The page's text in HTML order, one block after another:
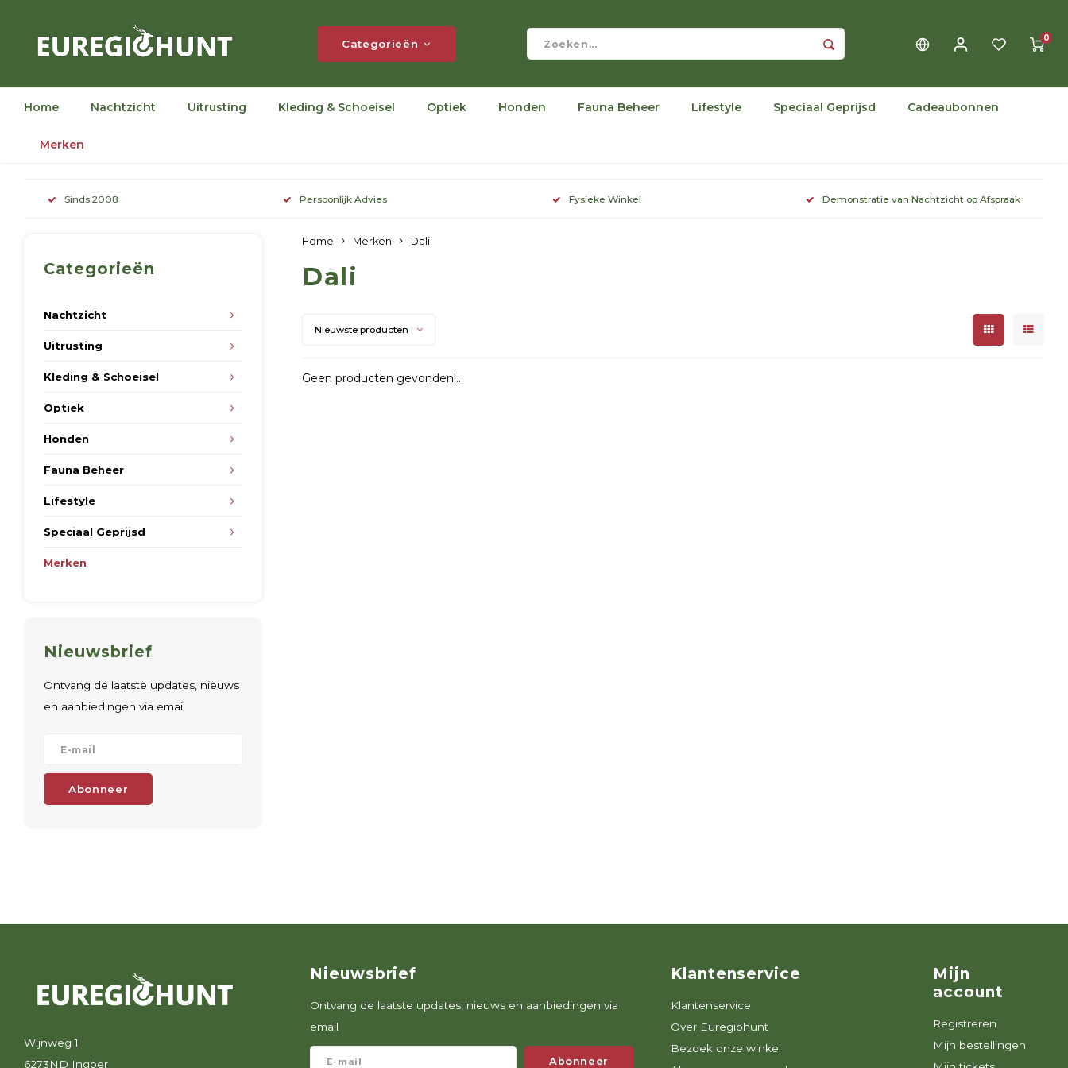
Categorieën 0
Home Nachtzicht Uitrusting Kleding & Schoeisel Optiek Honden Fauna Beheer Lifestyle Speciaal Geprijsd Cadeaubonnen
Merken
Sinds 2008 Persoonlijk Advies Fysieke Winkel Demonstratie van Nachtzicht op Afspraak
Categorieën
Nachtzicht
Uitrusting
Kleding & Schoeisel
Optiek
Honden
Fauna Beheer
Lifestyle
Speciaal Geprijsd
Merken
Nieuwsbrief
Ontvang de laatste updates, nieuws
en aanbiedingen via email
Abonneer
Home Merken Dali
Dali
Nieuwste producten
Geen producten gevonden!...
Wijnweg 1
6273ND Ingber
Nieuwsbrief
Ontvang de laatste updates, nieuws en aanbiedingen via
email
Abonneer
Klantenservice
Klantenservice
Over Euregiohunt
Bezoek onze winkel
Mijn
account
Registreren
Mijn bestellingen